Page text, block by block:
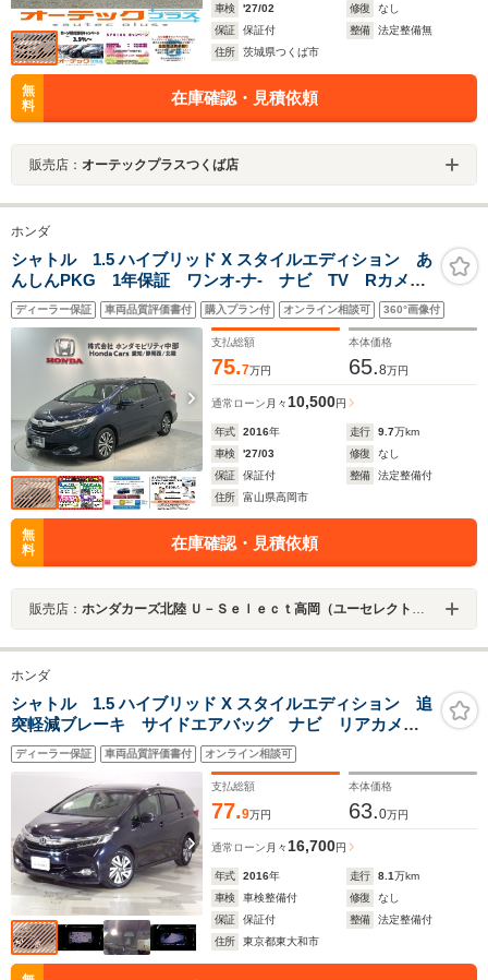
車検
'27/02 修復
なし
保証
保証付 整備
法定整備無
住所
茨城県つくば市
無
料
在庫確認・見積依頼
販売店： オーテックプラスつくば店
ホンダ
シャトル 1.5 ハイブリッド X スタイルエディション あ
んしんPKG 1年保証 ワンオ-ナ- ナビ TV Rカメ
ラ CD録音 BTオ-ディオ DVD ドラレコ ETC
LEDライト アルミ スマ-トキ- 盗難防止装置 整備記
録簿 AAC スペアキ-
ディーラー保証 車両品質評価書付 購入プラン付 オンライン相談可 360°画像付
支払総額
75.7万円
本体価格
65.8万円
通常ローン 月々 10,500円
年式 2016年 走行 9.7万km
車検
'27/03 修復
なし
保証
保証付 整備
法定整備付
住所
富山県高岡市
無
料
在庫確認・見積依頼
販売店： ホンダカーズ北陸 Ｕ－Ｓｅｌｅｃｔ高岡（ユーセレクト高岡）
ホンダ
シャトル 1.5 ハイブリッド X スタイルエディション 追
突軽減ブレーキ サイドエアバッグ ナビ リアカメ
ラ フルセグ ミュージックラック Bluetooth USB接
続 クルコン パドルシフト ドアバイザー スマート
キー ETC
ディーラー保証 車両品質評価書付 オンライン相談可
支払総額
77.9万円
本体価格
63.0万円
通常ローン 月々16,700円
年式 2016年 走行 8.1万km
車検
車検整備付 修復
なし
保証
保証付 整備
法定整備付
住所
東京都東大和市